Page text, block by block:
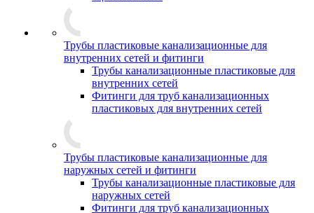
Трубы пластиковые канализационные для
внутренних сетей и фитинги
Трубы канализационные пластиковые для
внутренних сетей
Фитинги для труб канализационных
пластиковых для внутренних сетей
Трубы пластиковые канализационные для
наружных сетей и фитинги
Трубы канализационные пластиковые для
наружных сетей
Фитинги для труб канализационных